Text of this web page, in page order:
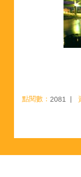
點閱數： 2081